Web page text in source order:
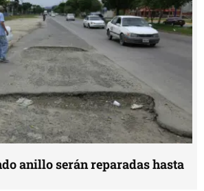
anillo serán reparadas hasta